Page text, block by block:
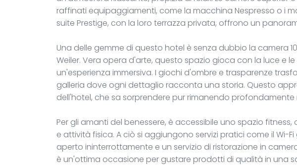
raffinati equipaggiamenti, come la macchina Nespresso o i
suite Prestige, con la loro terrazza privata, offrono un
Una delle gemme di questo hotel è senza dubbio la camera
Weiler. Vera opera d'arte, questo spazio gioca con la luce e
un'esperienza immersiva. I giochi d'ombre e trasparenze
galleria dove ogni dettaglio racconta una storia. Questo
dell'hotel, che sa sorprendere pur rimanendo
Per gli amanti del benessere, è accessibile uno spazio
e attività fisica. A ciò si aggiungono servizi pratici come il Wi-
aperto ininterrottamente e un servizio di ristorazione in
è un'ottima occasione per gustare prodotti di qualità in una